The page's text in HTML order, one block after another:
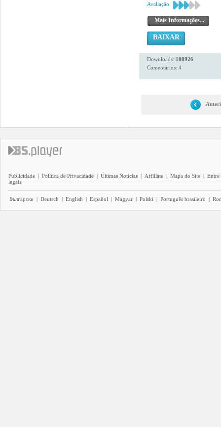
Avaliação:
Mais Informações...
BAIXAR
Downloads: 108926
Comentários: 4
Publicidade | Política de Privacidade | Últimas Notícias | Affiliate | Mapa do Site | Entre
legais
Български | Deutsch | English | Español | Magyar | Polski | Português brasileiro |